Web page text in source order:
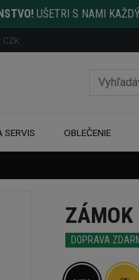
UŠETRI S NAMI
CZK
SERVIS OBLEČENIE
ZÁMOK
DOPRAVA